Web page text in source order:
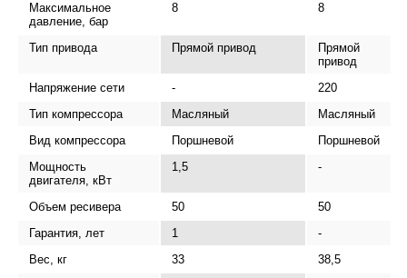
Максимальное
давление, бар
8 8
Тип привода Прямой привод
Прямой
привод
Напряжение сети
-
220
Тип компрессора
Масляный
Масляный
Вид компрессора
Поршневой
Поршневой
Мощность
двигателя, кВт
1,5 -
Объем ресивера 50
50
Гарантия, лет
1
-
Вес, кг
33
38,5